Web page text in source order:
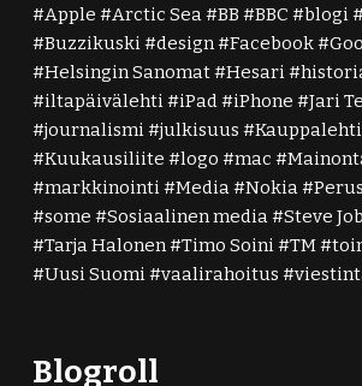
Apple Arctic Sea BB BBC blogi
Buzzikuski
design Facebook
Helsingin Sanomat
Hesari
iltapäivälehti
iPad iPhone
Jari
journalismi
julkisuus Kauppalehti
Kuukausiliite
logo mac
markkinointi
Media Nokia
some
Sosiaalinen media
Steve
Tarja Halonen
Timo Soini TM
Uusi Suomi
vaalirahoitus
Blogroll